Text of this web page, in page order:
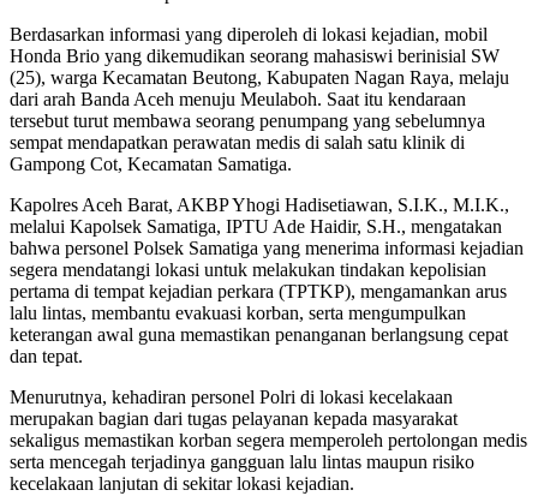
Berdasarkan informasi yang diperoleh di lokasi kejadian, mobil
Honda Brio yang dikemudikan seorang mahasiswi berinisial SW
(25), warga Kecamatan Beutong, Kabupaten Nagan Raya, melaju
dari arah Banda Aceh menuju Meulaboh. Saat itu kendaraan
tersebut turut membawa seorang penumpang yang sebelumnya
sempat mendapatkan perawatan medis di salah satu klinik di
Gampong Cot, Kecamatan Samatiga.
Kapolres Aceh Barat, AKBP Yhogi Hadisetiawan, S.I.K., M.I.K.,
melalui Kapolsek Samatiga, IPTU Ade Haidir, S.H., mengatakan
bahwa personel Polsek Samatiga yang menerima informasi kejadian
segera mendatangi lokasi untuk melakukan tindakan kepolisian
pertama di tempat kejadian perkara (TPTKP), mengamankan arus
lalu lintas, membantu evakuasi korban, serta mengumpulkan
keterangan awal guna memastikan penanganan berlangsung cepat
dan tepat.
Menurutnya, kehadiran personel Polri di lokasi kecelakaan
merupakan bagian dari tugas pelayanan kepada masyarakat
sekaligus memastikan korban segera memperoleh pertolongan medis
serta mencegah terjadinya gangguan lalu lintas maupun risiko
kecelakaan lanjutan di sekitar lokasi kejadian.